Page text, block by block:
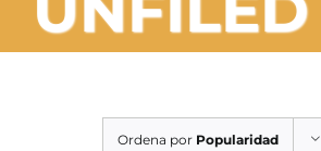
SERVICIOS TALLER
Ordena por Popularidad